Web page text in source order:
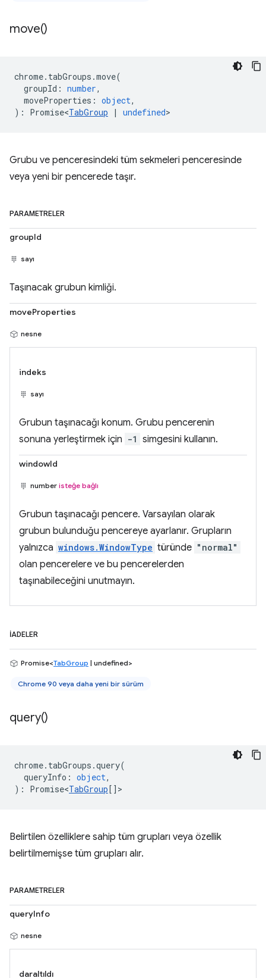
move()
chrome. tabGroups .move(
groupId : number,
moveProperties : object,
) : Promise<TabGroup | undefined>
Grubu ve penceresindeki tüm sekmeleri penceresinde
veya yeni bir pencerede taşır.
PARAMETRELER
groupId
sayı
Taşınacak grubun kimliği.
moveProperties
nesne
indeks
sayı
Grubun taşınacağı konum. Grubu pencerenin
sonuna yerleştirmek için -1 simgesini kullanın.
windowId
number isteğe bağlı
Grubun taşınacağı pencere. Varsayılan olarak
grubun bulunduğu pencereye ayarlanır. Grupların
yalnızca windows.WindowType türünde "normal"
olan pencerelere ve bu pencerelerden
taşınabileceğini unutmayın.
İADELER
Promise<TabGroup | undefined>
Chrome 90 veya daha yeni bir sürüm
query()
chrome. tabGroups .query(
queryInfo : object,
) : Promise<TabGroup[] >
Belirtilen özelliklere sahip tüm grupları veya özellik
belirtilmemişse tüm grupları alır.
PARAMETRELER
queryInfo
nesne
daraltıldı